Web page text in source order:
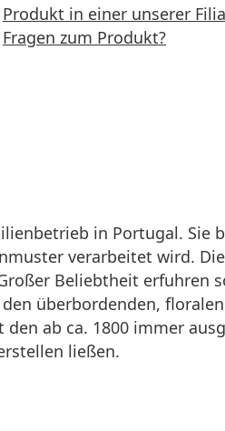
Produkt in einer unserer
Fragen zum Produkt?
in Portugal. Sie
verarbeitet wird.
Beliebtheit erfuhren
überbordenden,
ab ca. 1800 immer
ließen.